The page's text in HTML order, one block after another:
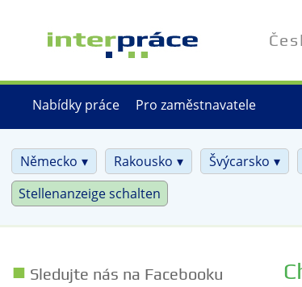
hlavnímu
Nabídky práce Pro zaměstnavatele
Německo Rakousko Švýcarsko
Stellenanzeige schalten
Sledujte nás na Facebooku